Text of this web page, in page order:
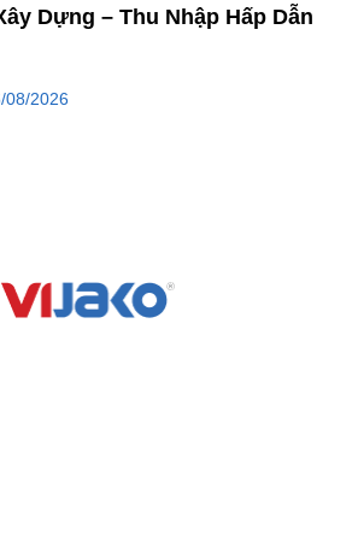
Dựng – Thu Nhập Hấp Dẫn
08/2026